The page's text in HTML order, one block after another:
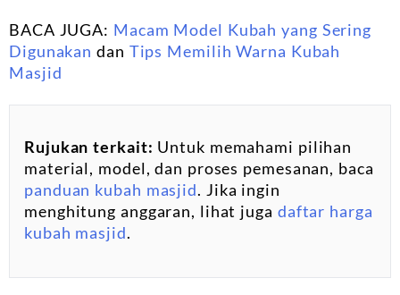
BACA JUGA: Macam Model Kubah yang Sering
Digunakan dan Tips Memilih Warna Kubah
Masjid
Rujukan terkait: Untuk memahami pilihan
material, model, dan proses pemesanan, baca
panduan kubah masjid. Jika ingin
menghitung anggaran, lihat juga daftar harga
kubah masjid.